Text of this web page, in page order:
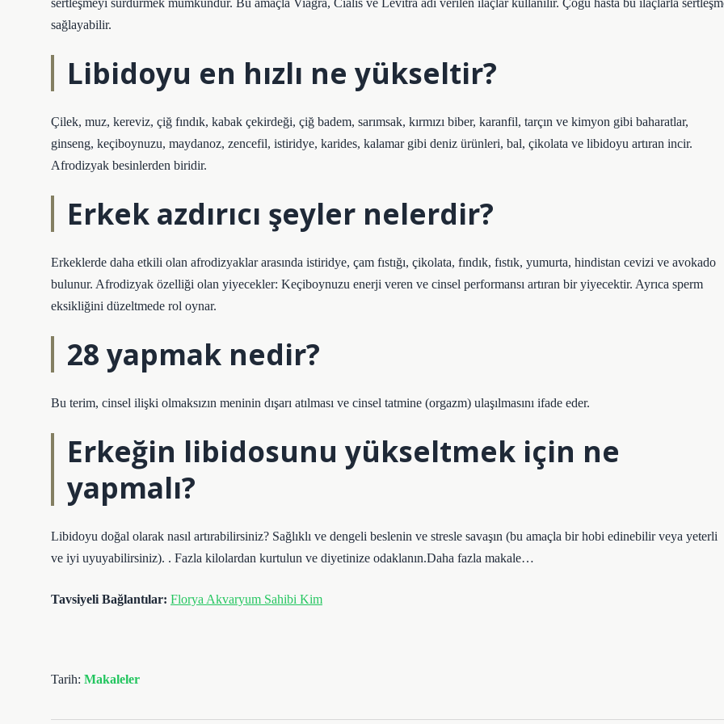
sertleşmeyi sürdürmek mümkündür. Bu amaçla Viagra, Cialis ve Levitra adı verilen ilaçlar kullanılır. Çoğu hasta bu ilaçlarla
sağlayabilir.
Libidoyu en hızlı ne yükseltir?
Çilek, muz, kereviz, çiğ fındık, kabak çekirdeği, çiğ badem, sarımsak, kırmızı biber, karanfil, tarçın ve kimyon gibi baharatlar,
ginseng, keçiboynuzu, maydanoz, zencefil, istiridye, karides, kalamar gibi deniz ürünleri, bal, çikolata ve libidoyu artıran incir.
Afrodizyak besinlerden biridir.
Erkek azdırıcı şeyler nelerdir?
Erkeklerde daha etkili olan afrodizyaklar arasında istiridye, çam fıstığı, çikolata, fındık, fıstık, yumurta, hindistan cevizi ve avokado
bulunur. Afrodizyak özelliği olan yiyecekler: Keçiboynuzu enerji veren ve cinsel performansı artıran bir yiyecektir. Ayrıca sperm
eksikliğini düzeltmede rol oynar.
28 yapmak nedir?
Bu terim, cinsel ilişki olmaksızın meninin dışarı atılması ve cinsel tatmine (orgazm) ulaşılmasını ifade eder.
Erkeğin libidosunu yükseltmek için ne
yapmalı?
Libidoyu doğal olarak nasıl artırabilirsiniz? Sağlıklı ve dengeli beslenin ve stresle savaşın (bu amaçla bir hobi edinebilir veya yeterli
ve iyi uyuyabilirsiniz). . Fazla kilolardan kurtulun ve diyetinize odaklanın.Daha fazla makale…
Tavsiyeli Bağlantılar: Florya Akvaryum Sahibi Kim
Tarih: Makaleler